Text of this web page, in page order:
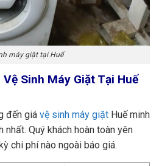
máy giặt tại Huế
Sinh Máy Giặt Tại Huế
đến giá vệ sinh máy giặt Huế minh
nhất. Quý khách hoàn toàn yên
chi phí nào ngoài báo giá.